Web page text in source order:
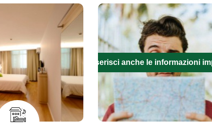
Inserisci anche le informazioni